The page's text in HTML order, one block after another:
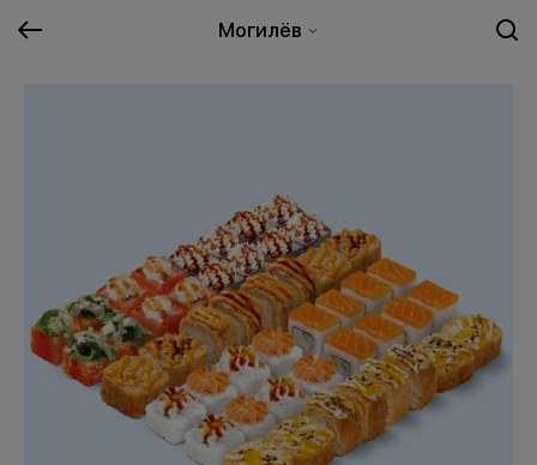
Могилёв